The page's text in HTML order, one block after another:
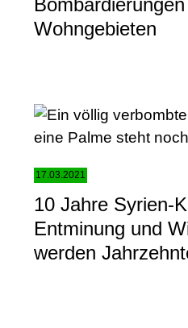
Wohngebieten
17.03.2021
10 Jahre Syrien-
Entminung und
werden